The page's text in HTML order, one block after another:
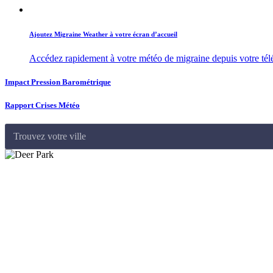
Ajoutez Migraine Weather à votre écran d’accueil
Accédez rapidement à votre météo de migraine depuis votre
Impact Pression Barométrique
Rapport Crises Météo
Trouvez votre ville